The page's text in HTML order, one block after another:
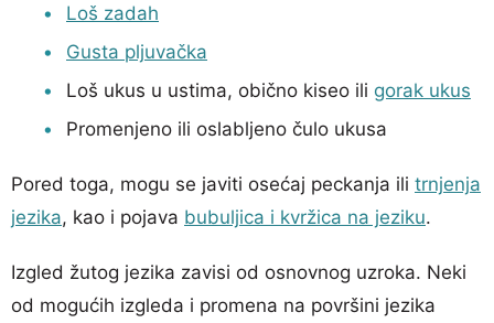
Loš zadah
Gusta pljuvačka
Loš ukus u ustima, obično kiseo ili gorak ukus
Promenjeno ili oslabljeno čulo ukusa
Pored toga, mogu se javiti osećaj peckanja ili trnjenja
jezika, kao i pojava bubuljica i kvržica na jeziku.
Izgled žutog jezika zavisi od osnovnog uzroka. Neki
od mogućih izgleda i promena na površini jezika